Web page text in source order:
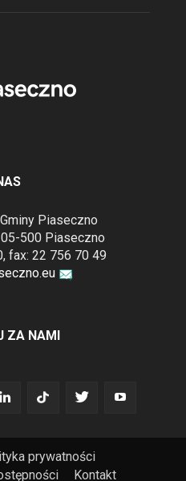
Piaseczno
500 Piaseczno
fax: 22 756 70 49
ZA NAMI
prywatności
Kontakt